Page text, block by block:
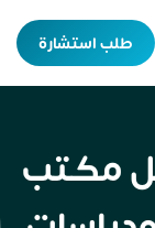
طلب استشارة
مكتب